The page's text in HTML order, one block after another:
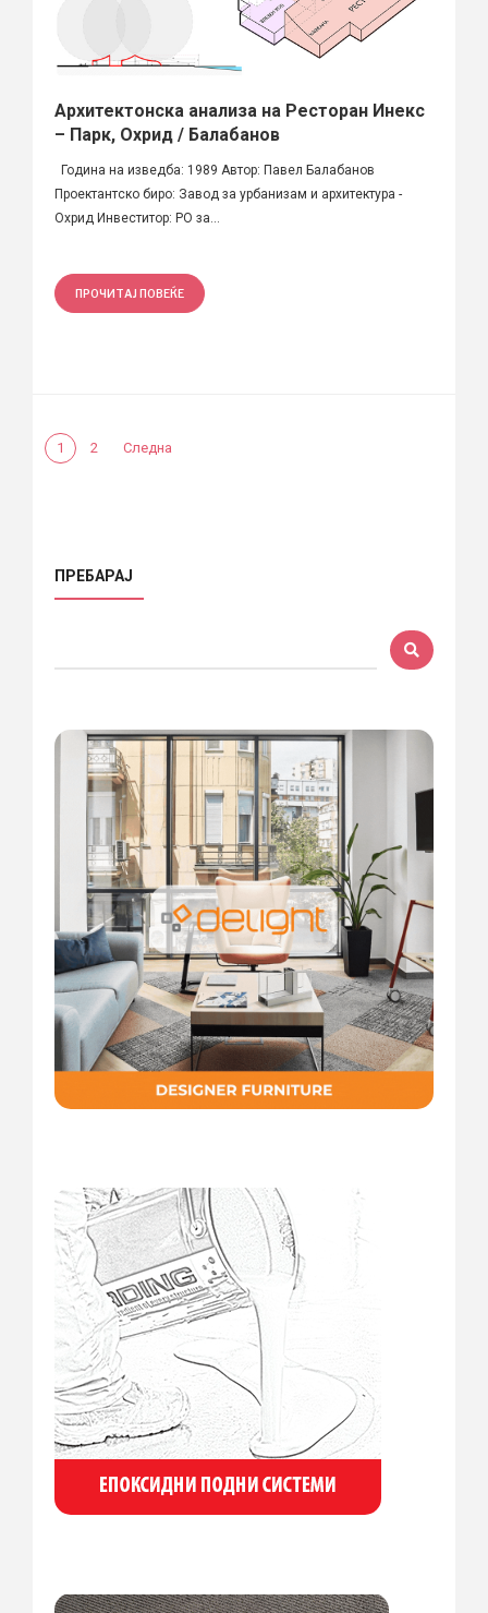
Архитектонска анализа на Ресторан Инекс
– Парк, Охрид / Балабанов
Година на изведба: 1989 Автор: Павел Балабанов
Проектантско биро: Завод за урбанизам и архитектура -
Охрид Инвеститор: РО за...
ПРОЧИТАЈ ПОВЕЌЕ
1 2 Следна
ПРЕБАРАЈ